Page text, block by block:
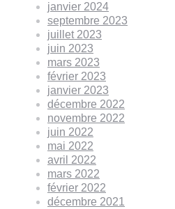
janvier 2024
septembre 2023
juillet 2023
juin 2023
mars 2023
février 2023
janvier 2023
décembre 2022
novembre 2022
juin 2022
mai 2022
avril 2022
mars 2022
février 2022
décembre 2021